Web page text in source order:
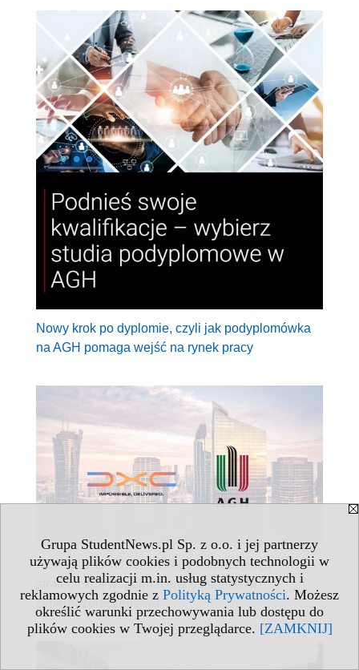
Grupa StudentNews.pl Sp. z o.o. i jej partnerzy
używają plików cookies i podobnych technologii w
celu realizacji m.in. usług statystycznych i
reklamowych zgodnie z Polityką Prywatności. Możesz
określić warunki przechowywania lub dostępu do
plików cookies w Twojej przeglądarce. [ZAMKNIJ]
Nowy krok po dyplomie, czyli jak podyplomówka
na AGH pomaga wejść na rynek pracy
AGH oraz DXC Technology rozpoczynają
strategiczną współpracę w obszarze AI i
cyberbezpieczeństwa